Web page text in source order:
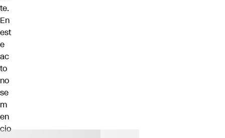
te.
En
est
e
ac
to
no
se
m
en
cio